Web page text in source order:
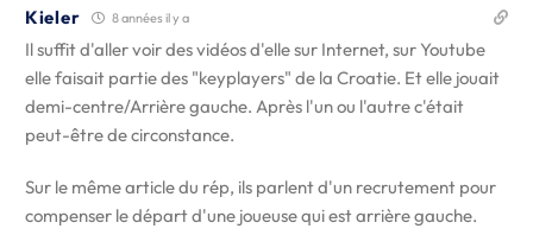
Kieler 8 années il y a
Il suffit d'aller voir des vidéos d'elle sur Internet, sur Youtube
elle faisait partie des "keyplayers" de la Croatie. Et elle jouait
demi-centre/Arrière gauche. Après l'un ou l'autre c'était
peut-être de circonstance.
Sur le même article du rép, ils parlent d'un recrutement pour
compenser le départ d'une joueuse qui est arrière gauche.